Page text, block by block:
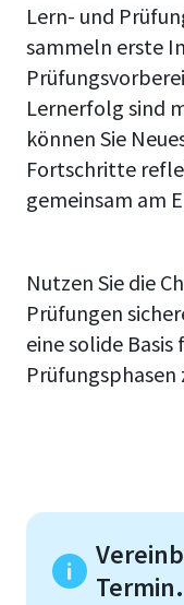
Lern- und
sammeln erste
Lernerfolg sind
können Sie
Fortschritte
gemeinsam am
Nutzen Sie die
Prüfungen
eine solide
Prüfungsphasen
Termin.